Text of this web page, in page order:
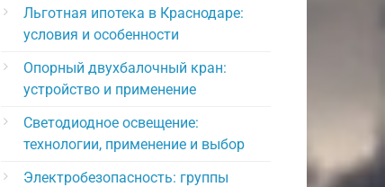
Льготная ипотека в Краснодаре:
условия и особенности
Опорный двухбалочный кран:
устройство и применение
Светодиодное освещение:
технологии, применение и выбор
Электробезопасность: группы